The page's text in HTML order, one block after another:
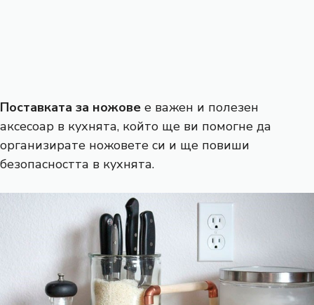
Поставката за ножове е важен и полезен
аксесоар в кухнята, който ще ви помогне да
организирате ножовете си и ще повиши
безопасността в кухнята.